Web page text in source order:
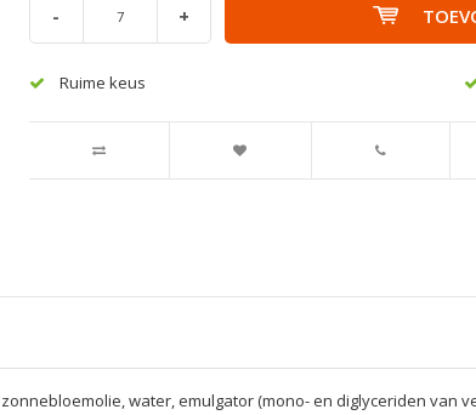
- +
Ruime keus
water, emulgator (mono- en diglyceriden van